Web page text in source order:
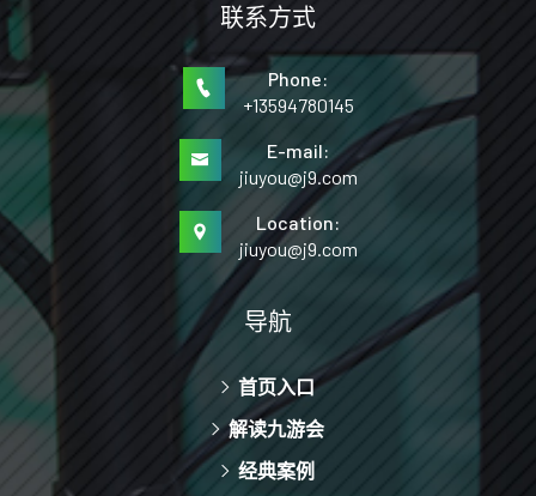
联系方式
Phone:
+13594780145
E-mail:
jiuyou@j9.com
Location:
jiuyou@j9.com
导航
首页入口
解读九游会
经典案例